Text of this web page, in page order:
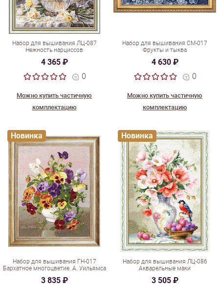
Набор для вышивания ЛЦ-087
Нежность нарциссов
4 365 ₽
0
Можно купить частичную
комплектацию
Набор для вышивания СМ-017
Фрукты и тыква
4 630 ₽
0
Можно купить частичную
комплектацию
Набор для вышивания ГН-017
Бархатное многоцветие. А. Уильямса
3 835 ₽
Новинка
Набор для вышивания ЛЦ-086
Акварельные маки
3 505 ₽
Новинка